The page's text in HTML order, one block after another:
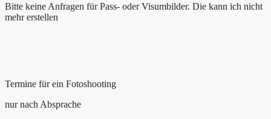
Bitte keine Anfragen für Pass- oder Visumbilder. Die kann ich nicht
mehr erstellen
Termine für ein Fotoshooting
nur nach Absprache